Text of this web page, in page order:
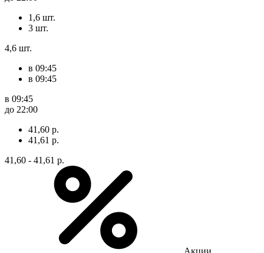
1,6 шт.
3 шт.
4,6 шт.
в 09:45
в 09:45
в 09:45
до 22:00
41,60 р.
41,61 р.
41,60 - 41,61 р.
Акции